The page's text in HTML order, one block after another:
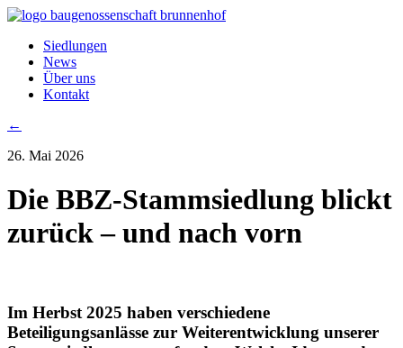
Siedlungen
News
Über uns
Kontakt
←
26. Mai 2026
Die BBZ-Stammsiedlung blickt
zurück – und nach vorn
Im Herbst 2025 haben verschiedene
Beteiligungsanlässe zur Weiterentwicklung unserer